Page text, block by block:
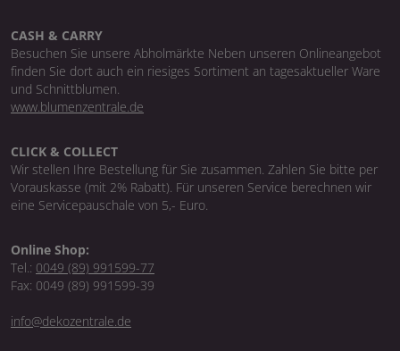
CASH & CARRY
Besuchen Sie unsere Abholmärkte Neben unseren Onlineangebot
finden Sie dort auch ein riesiges Sortiment an tagesaktueller Ware
und Schnittblumen.
www.blumenzentrale.de
CLICK & COLLECT
Wir stellen Ihre Bestellung für Sie zusammen. Zahlen Sie bitte per
Vorauskasse (mit 2% Rabatt). Für unseren Service berechnen wir
eine Servicepauschale von 5,- Euro.
Online Shop:
Tel.: 0049 (89) 991599-77
Fax: 0049 (89) 991599-39
info@dekozentrale.de